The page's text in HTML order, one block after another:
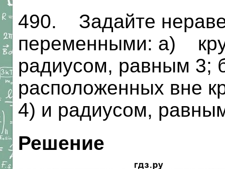
490. Задайте
переменными: а)
радиусом, равным 3;
расположенных вне
4) и радиусом,
Решение